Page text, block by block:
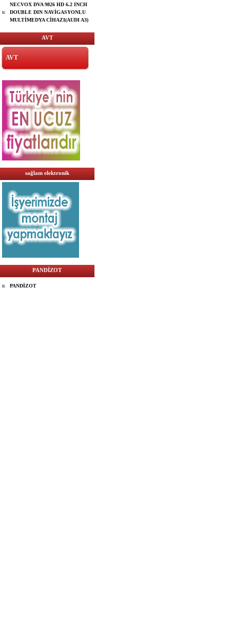
NECVOX DVA 9826 HD 6.2 INCH
DOUBLE DIN NAVİGASYONLU
MULTİMEDYA CİHAZI(AUDI A3)
AVT
AVT
sağlam elektronik
PANDİZOT
PANDİZOT